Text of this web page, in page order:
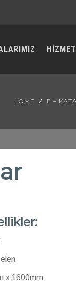
HOME E –
x 1600mm